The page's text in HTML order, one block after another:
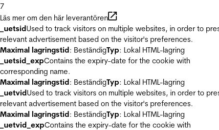
7
Läs mer om den här leverantören
_uetsidUsed to track visitors on multiple websites, in order to
relevant advertisement based on the visitor's preferences.
Maximal lagringstid: BeständigTyp: Lokal HTML-lagring
_uetsid_expContains the expiry-date for the cookie with
corresponding name.
Maximal lagringstid: BeständigTyp: Lokal HTML-lagring
_uetvidUsed to track visitors on multiple websites, in order to
relevant advertisement based on the visitor's preferences.
Maximal lagringstid: BeständigTyp: Lokal HTML-lagring
_uetvid_expContains the expiry-date for the cookie with